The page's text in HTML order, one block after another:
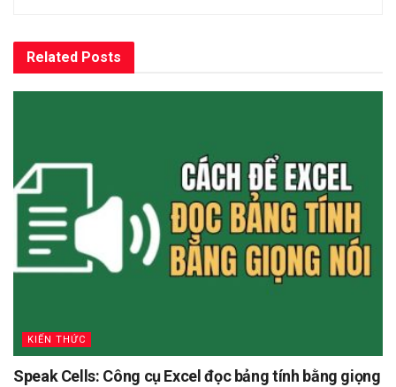
Related Posts
KIẾN THỨC
Speak Cells: Công cụ Excel đọc bảng tính bằng giọng